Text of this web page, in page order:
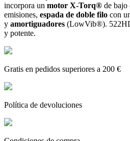
incorpora un motor X-Torq® de bajo
emisiones, espada de doble filo con
y amortiguadores (LowVib®).
y potente.
Gratis en pedidos superiores a 200 €
Política de devoluciones